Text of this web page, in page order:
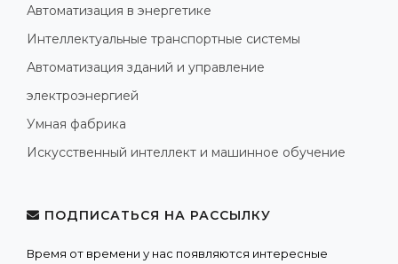
Автоматизация в энергетике
Интеллектуальные транспортные системы
Автоматизация зданий и управление
электроэнергией
Умная фабрика
Искусственный интеллект и машинное обучение
ПОДПИСАТЬСЯ НА РАССЫЛКУ
Время от времени у нас появляются интересные